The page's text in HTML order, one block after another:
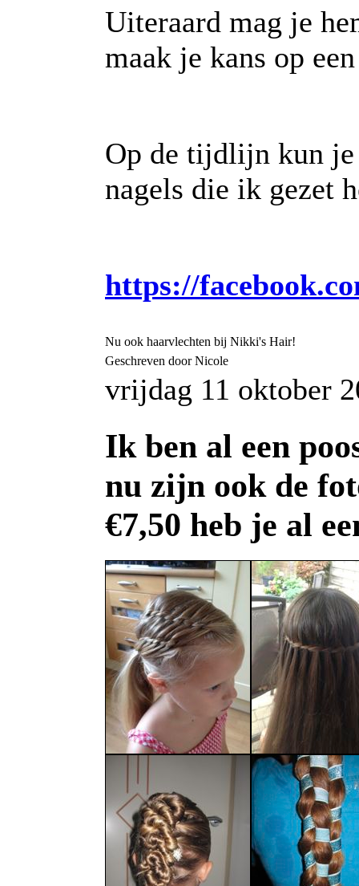
Uiteraard mag je
maak je kans op
Op de tijdlijn kun je
nagels die ik gezet
https://
Nu ook haarvlechten bij Nikki's Hair!
Geschreven door Nicole
vrijdag 11 oktober
Ik ben al een
nu zijn ook de
€7,50 heb je al